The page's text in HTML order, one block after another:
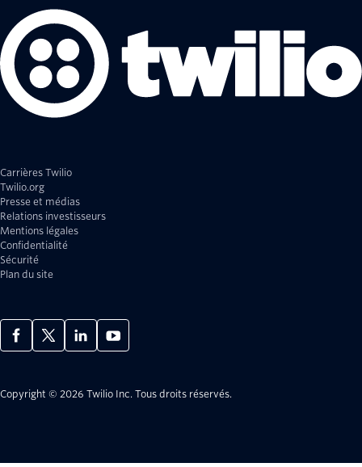
Carrières Twilio
Twilio.org
Presse et médias
Relations investisseurs
Mentions légales
Confidentialité
Sécurité
Plan du site
Copyright © 2026 Twilio Inc. Tous droits réservés.